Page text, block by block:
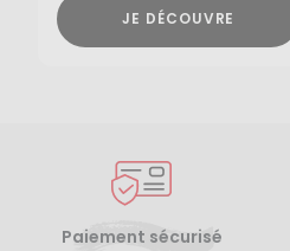
JE DÉCOUVRE
Paiement sécurisé